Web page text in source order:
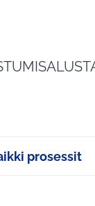
prosessit